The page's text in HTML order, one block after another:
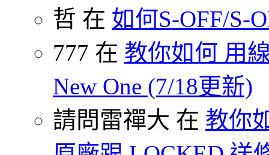
哲 在 如何S-OFF/S-
777 在 教你如何 用
New One (7/18更新)
請問雷禪大 在 教你